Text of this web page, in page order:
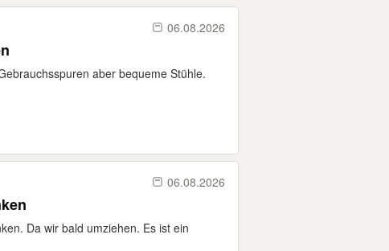
06.08.2026
aber bequeme Stühle.
06.08.2026
Da wir bald umziehen. Es ist ein